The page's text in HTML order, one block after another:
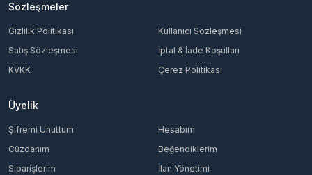
Sözleşmeler
Gizlilik Politikası
Kullanıcı Sözleşmesi
Satış Sözleşmesi
İptal & İade Koşulları
KVKK
Çerez Politikası
Üyelik
Şifremi Unuttum
Hesabım
Cüzdanım
Beğendiklerim
Siparişlerim
İlan Yönetimi